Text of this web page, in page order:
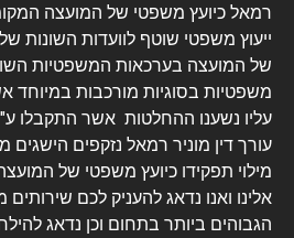
רמאל כיועץ משפטי של המועצה
ייעוץ משפטי שוטף לוועדות השונות
של המועצה בערכאות המשפטיות
משפטיות בסוגיות מורכבות במיוחד
עליו נשענו ההחלטות אשר התקבלו
עורך דין מוניר רמאל נזקפים
מילוי תפקידו כיועץ משפטי של
אלינו ואנו נדאג להעניק לכם
הגבוהים ביותר בתחום וכן נדאג